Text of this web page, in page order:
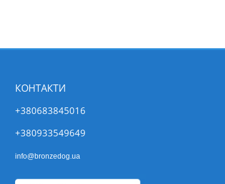
КОНТАКТИ
+380683845016
+380933549649
info@bronzedog.ua